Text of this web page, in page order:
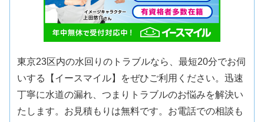
東京23区内の水回りのトラブルなら、最短20分でお伺
いする【イースマイル】をぜひご利用ください。迅速
丁寧に水道の漏れ、つまりトラブルのお悩みを解決い
たします。お見積もりは無料です。お電話での相談も